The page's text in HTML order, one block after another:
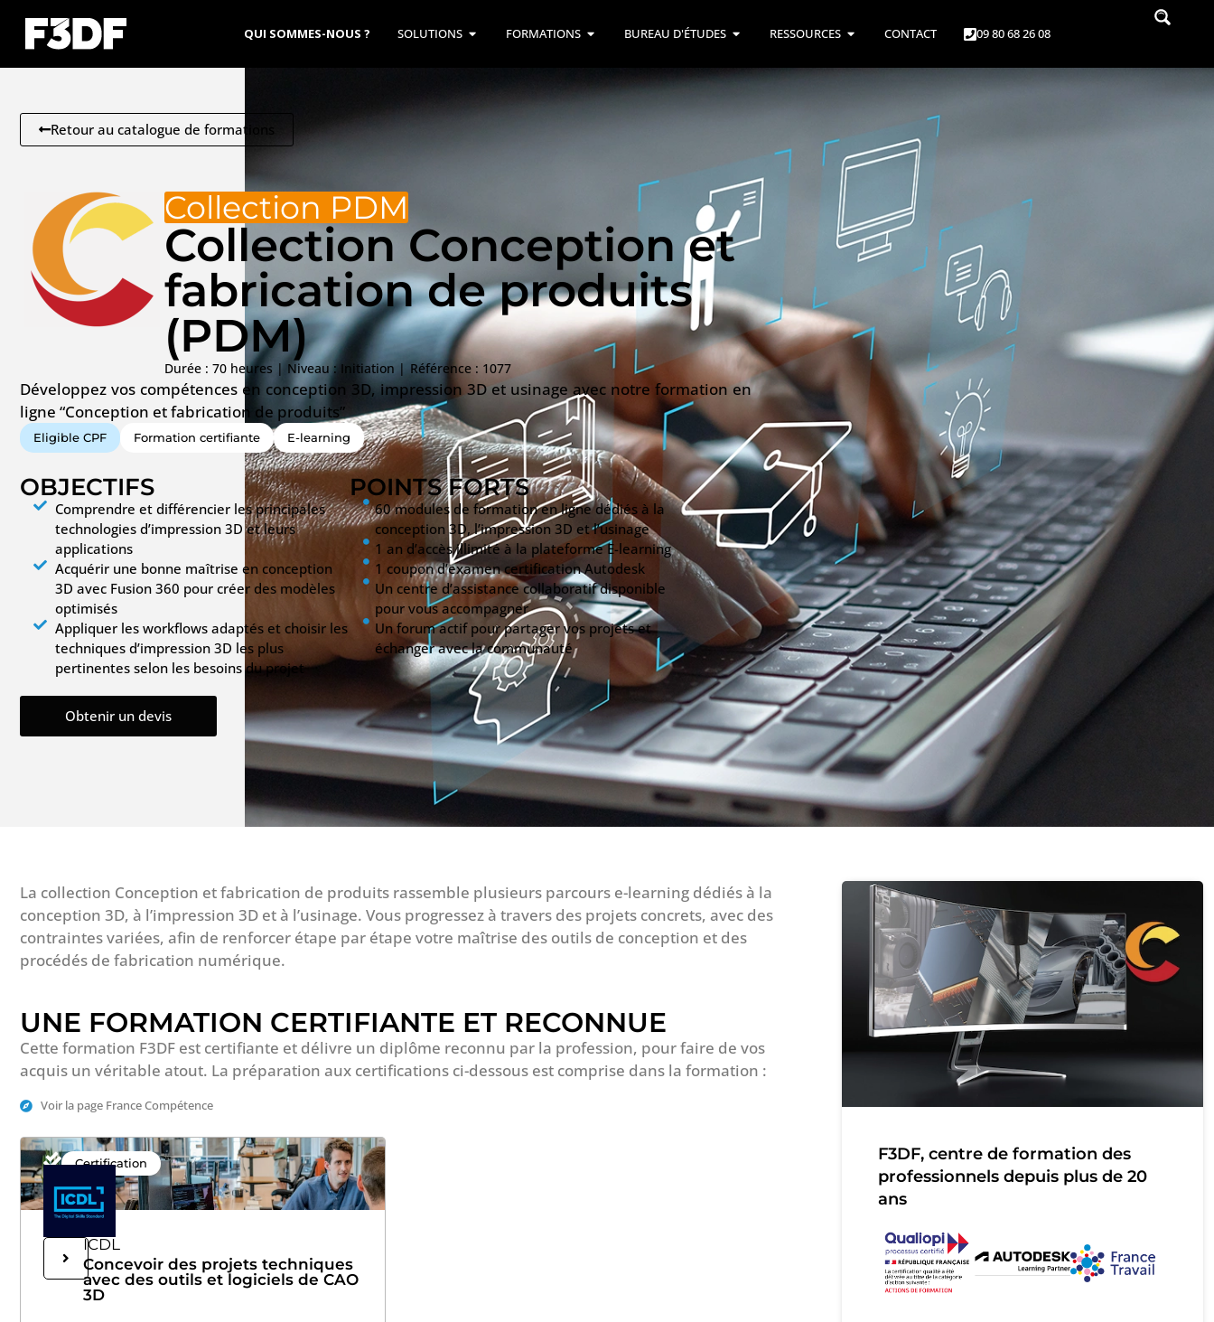
QUI SOMMES-NOUS ? SOLUTIONS FORMATIONS BUREAU D'ÉTUDES RESSOURCES CONTACT 09 80 68 26 08
Retour au catalogue de formations
Collection PDM
Collection Conception et
fabrication de produits
(PDM)
Durée : 70 heures | Niveau : Initiation | Référence : 1077
Développez vos compétences en conception 3D, impression 3D et usinage avec notre formation en
ligne “Conception et fabrication de produits”
Eligible CPF Formation certifiante E-learning
OBJECTIFS
Comprendre et différencier les principales
technologies d’impression 3D et leurs
applications
Acquérir une bonne maîtrise en conception
3D avec Fusion 360 pour créer des modèles
optimisés
Appliquer les workflows adaptés et choisir les
techniques d’impression 3D les plus
pertinentes selon les besoins du projet
POINTS FORTS
60 modules de formation en ligne dédiés à la
conception 3D, l’impression 3D et l’usinage
1 an d’accès illimité à la plateforme E-learning
1 coupon d’examen certification Autodesk
Un centre d’assistance collaboratif disponible
pour vous accompagner
Un forum actif pour partager vos projets et
échanger avec la communauté
Obtenir un devis
La collection Conception et fabrication de produits rassemble plusieurs parcours e-learning dédiés à la
conception 3D, à l’impression 3D et à l’usinage. Vous progressez à travers des projets concrets, avec des
contraintes variées, afin de renforcer étape par étape votre maîtrise des outils de conception et des
procédés de fabrication numérique.
UNE FORMATION CERTIFIANTE ET RECONNUE
Cette formation F3DF est certifiante et délivre un diplôme reconnu par la profession, pour faire de vos
acquis un véritable atout. La préparation aux certifications ci-dessous est comprise dans la formation :
Voir la page France Compétence
Certification
ICDL
Concevoir des projets techniques
avec des outils et logiciels de CAO
3D
F3DF, centre de formation des
professionnels depuis plus de 20
ans